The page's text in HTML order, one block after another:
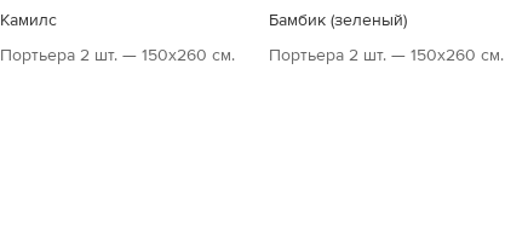
Камилс
Портьера 2 шт. — 150х260 см.
Бамбик (зеленый)
Портьера 2 шт. — 150х260 см.